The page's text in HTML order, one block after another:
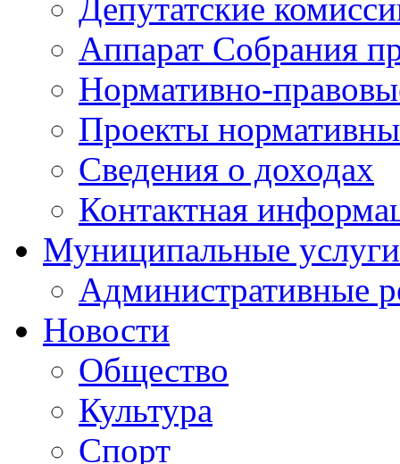
Депутатские
Аппарат Собрания
Нормативно-
Проекты
Сведения о доходах
Контактная
Муниципальные услуги
Административные
Новости
Общество
Культура
Спорт